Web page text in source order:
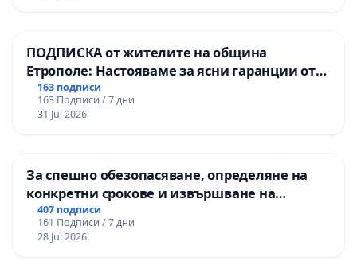
ПОДПИСКА от жителите на община
Етрополе: Настояваме за ясни гаранции от
“Елаците-МЕД” АД и от държавата, че ще се
изпълнят всички екологични норми!
163 подписи
163 Подписи / 7 дни
31 Jul 2026
За спешно обезопасяване, определяне на
конкретни срокове и извършване на
цялостна рехабилитация на
републиканския път между пътен възел АМ
„Тракия“ - гр. Ихтиман - с. Мирово - к.к.
407 подписи
161 Подписи / 7 дни
28 Jul 2026